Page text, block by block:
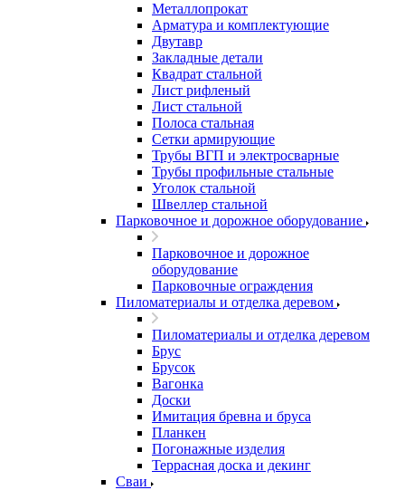
Металлопрокат
Арматура и комплектующие
Двутавр
Закладные детали
Квадрат стальной
Лист рифленый
Лист стальной
Полоса стальная
Сетки армирующие
Трубы ВГП и электросварные
Трубы профильные стальные
Уголок стальной
Швеллер стальной
Парковочное и дорожное оборудование
Парковочное и дорожное
оборудование
Парковочные ограждения
Пиломатериалы и отделка деревом
Пиломатериалы и отделка деревом
Брус
Брусок
Вагонка
Доски
Имитация бревна и бруса
Планкен
Погонажные изделия
Террасная доска и декинг
Сваи